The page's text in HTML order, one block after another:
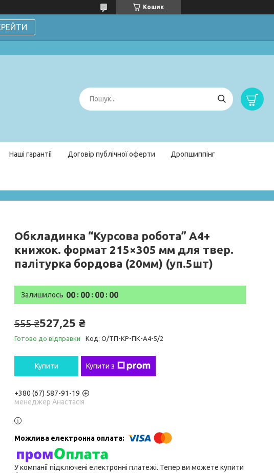
Кошик
Наші гарантії Договір публічної оферти Дропшиппінг
Обкладинка “Курсова робота” А4+
книжок. формат 215×305 мм для твер.
палітурка бордова (20мм) (уп.5шт)
Залишилось 00 00 00 00
555 ₴527,25 ₴
Готово до відправки Код: О/ТП-КР-ПК-А4-5/2
Купити Купити з
+380 (67) 587-91-19
менеджер Анастасія
У компанії підключені електронні платежі. Тепер ви можете купити